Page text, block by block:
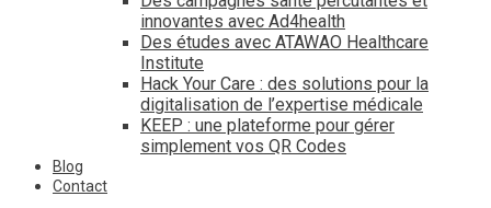
innovantes avec Ad4health
Des études avec ATAWAO Healthcare
Institute
Hack Your Care : des solutions pour la
digitalisation de l’expertise médicale
KEEP : une plateforme pour gérer
simplement vos QR Codes
Blog
Contact